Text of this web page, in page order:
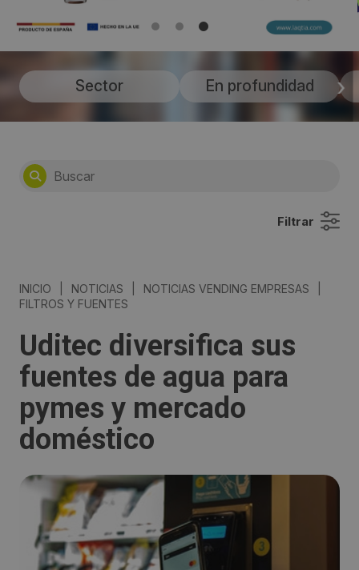
Sector En profundidad
Filtrar
INICIO NOTICIAS NOTICIAS VENDING EMPRESAS
FILTROS Y FUENTES
Uditec diversifica sus
fuentes de agua para
pymes y mercado
doméstico